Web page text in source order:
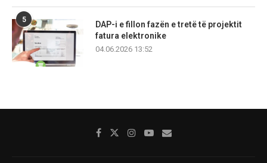
5
DAP-i e fillon fazën e tretë të projektit
fatura elektronike
04.06.2026 13:52